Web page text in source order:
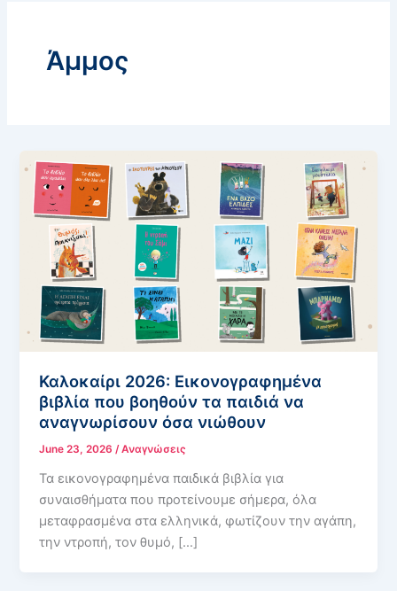
Άμμος
Καλοκαίρι 2026: Εικονογραφημένα
βιβλία που βοηθούν τα παιδιά να
αναγνωρίσουν όσα νιώθουν
June 23, 2026/Αναγνώσεις
Τα εικονογραφημένα παιδικά βιβλία για
συναισθήματα που προτείνουμε σήμερα, όλα
μεταφρασμένα στα ελληνικά, φωτίζουν την αγάπη,
την ντροπή, τον θυμό, […]